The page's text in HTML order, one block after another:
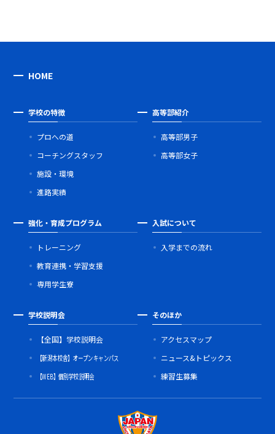
HOME
学校の特徴
プロへの道
コーチングスタッフ
施設・環境
進路実績
高等部紹介
高等部男子
高等部女子
強化・育成プログラム
トレーニング
教育連携・学習支援
専用学生寮
入試について
入学までの流れ
学校説明会
【全国】学校説明会
【新潟本校舎】オープンキャンパス
【WEB】個別学校説明会
そのほか
アクセスマップ
ニュース&トピックス
練習生募集